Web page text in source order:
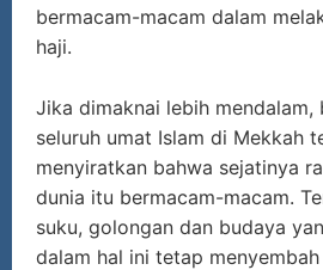
bermacam-macam dalam
haji.
Jika dimaknai lebih mendalam,
seluruh umat Islam di Mekkah
menyiratkan bahwa sejatinya
dunia itu bermacam-macam.
suku, golongan dan budaya
dalam hal ini tetap